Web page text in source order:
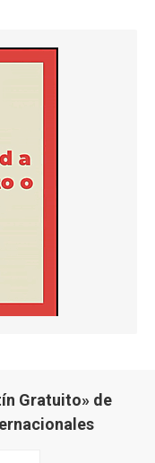
Gratuito» de